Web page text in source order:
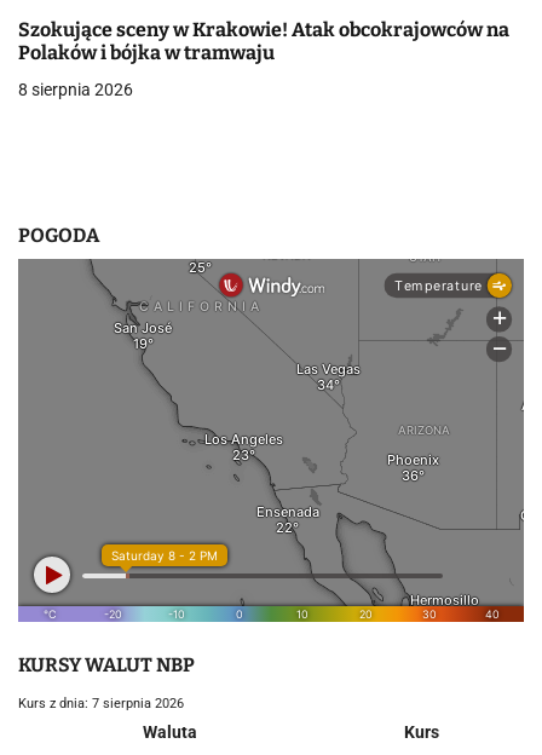
p
i
Szokujące sceny w Krakowie! Atak obcokrajowców na
Polaków i bójka w tramwaju
8 sierpnia 2026
POGODA
KURSY WALUT NBP
Kurs z dnia: 7 sierpnia 2026
Waluta
Kurs